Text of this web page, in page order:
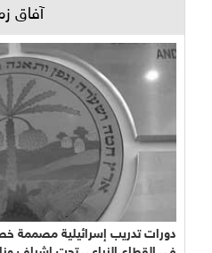
آفاق
دورات تدريب إسرائيلية مصممة